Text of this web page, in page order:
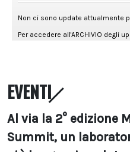
EVENTI
Al via la 2° edizione
Summit, un